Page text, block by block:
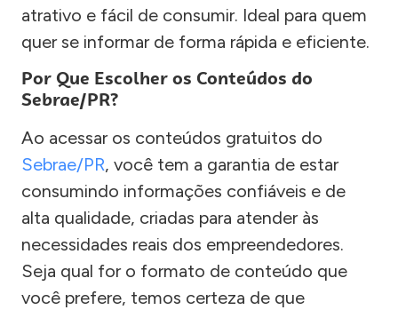
atrativo e fácil de consumir. Ideal para quem
quer se informar de forma rápida e eficiente.
Por Que Escolher os Conteúdos do
Sebrae/PR?
Ao acessar os conteúdos gratuitos do
Sebrae/PR, você tem a garantia de estar
consumindo informações confiáveis e de
alta qualidade, criadas para atender às
necessidades reais dos empreendedores.
Seja qual for o formato de conteúdo que
você prefere, temos certeza de que